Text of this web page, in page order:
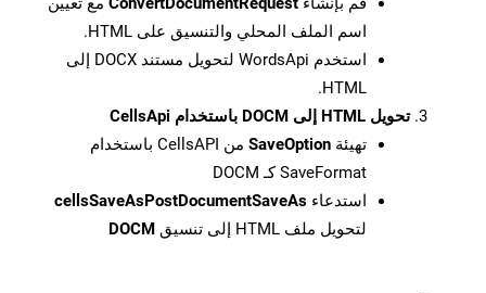
اسم الملف المحلي والتنسيق على HTML.
استخدم WordsApi لتحويل مستند DOCX إلى
HTML.
تحويل HTML إلى DOCM باستخدام CellsApi
تهيئة SaveOption
من CellsAPI باستخدام
SaveFormat كـ DOCM
استدعاء cellsSaveAsPostDocumentSaveAs
لتحويل ملف HTML إلى تنسيق
DOCM